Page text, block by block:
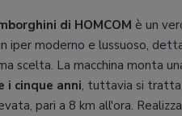
di HOMCOM è un
iper moderno e lussuoso,
scelta. La macchina monta
i cinque anni, tuttavia si
pari a 8 km all'ora.